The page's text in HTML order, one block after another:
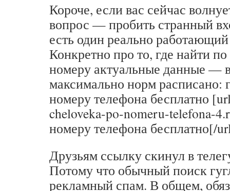
Короче, если вас сейчас
вопрос — пробить странный
есть один реально
Конкретно про то, где найти
номеру актуальные данные —
максимально норм расписано:
номеру телефона бесплатно
cheloveka-po-nomeru-telefona-
номеру телефона бесплатно[/
Друзьям ссылку скинул в
Потому что обычный поиск
рекламный спам. В общем,